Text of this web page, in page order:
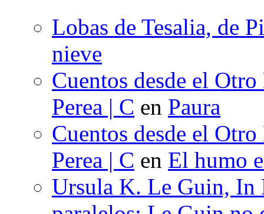
Lobas de Tesalia, de
nieve
Cuentos desde el
Perea | C en Paura
Cuentos desde el
Perea | C en El humo
Ursula K. Le Guin, In